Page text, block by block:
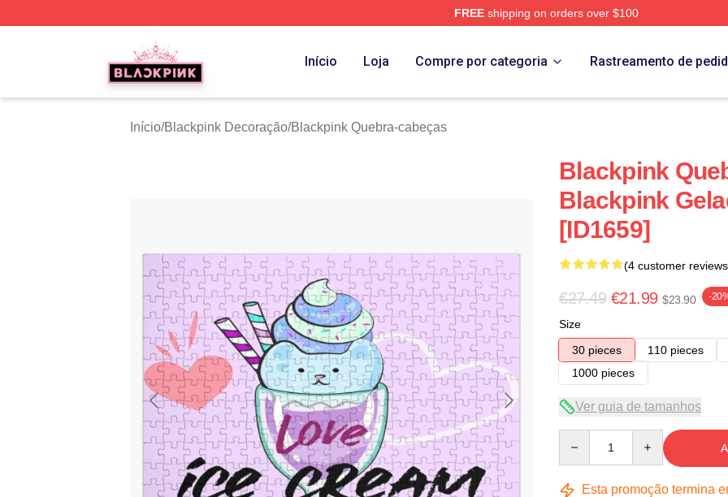
FREEshipping on orders over $100
BLACKPINK Shop - Official BLACKPINK Merchandise Store
Início Loja Compre por categoria Rastreamento de
Início/Blackpink Decoração/Blackpink Quebra-cabeças
Blackpink
Blackpink
[ID1659]
(4 customer
€27.49 €21.99 $23.90 -
Size
30 pieces
110 pieces
1000 pieces
Ver guia de tamanhos
Esta promoção termina